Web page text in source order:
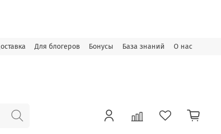
Для блогеров Бонусы База знаний О нас